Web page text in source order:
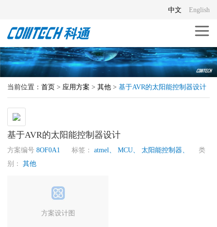
English
中文
当前位置： 首页 > 应用方案 > 其他 > 基于AVR的太阳能控制器设计
基于AVR的太阳能控制器设计
方案编号 8OF0A1 标签： atmel、 MCU、 太阳能控制器、
类
别： 其他
方案设计图